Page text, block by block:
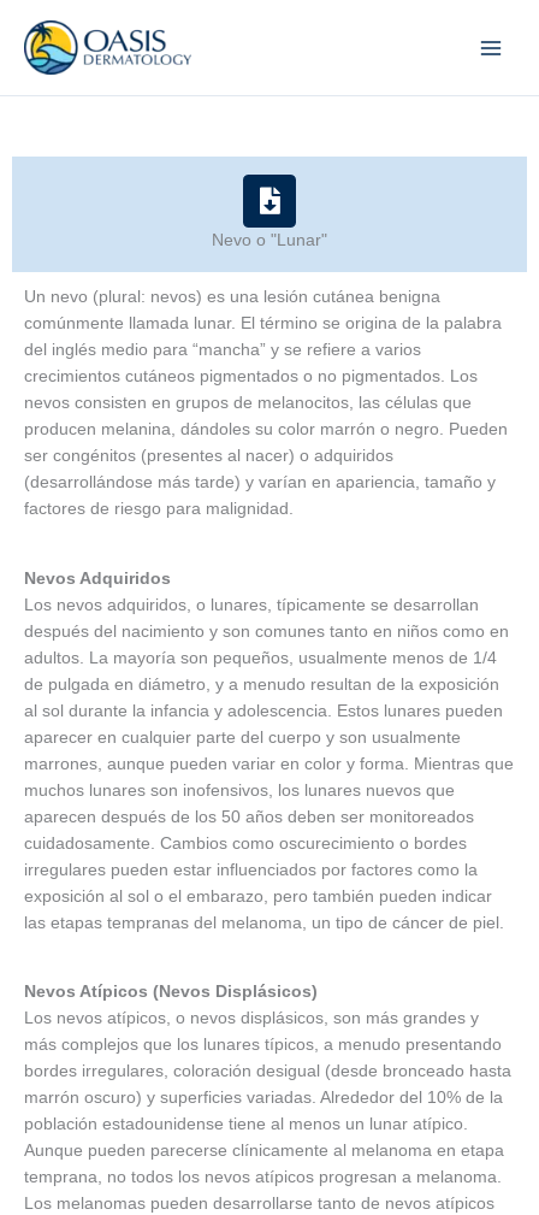
content
Nevo o "Lunar"
Un nevo (plural: nevos) es una lesión cutánea benigna
comúnmente llamada lunar. El término se origina de la palabra
del inglés medio para “mancha” y se refiere a varios
crecimientos cutáneos pigmentados o no pigmentados. Los
nevos consisten en grupos de melanocitos, las células que
producen melanina, dándoles su color marrón o negro. Pueden
ser congénitos (presentes al nacer) o adquiridos
(desarrollándose más tarde) y varían en apariencia, tamaño y
factores de riesgo para malignidad.
Nevos Adquiridos
Los nevos adquiridos, o lunares, típicamente se desarrollan
después del nacimiento y son comunes tanto en niños como en
adultos. La mayoría son pequeños, usualmente menos de 1/4
de pulgada en diámetro, y a menudo resultan de la exposición
al sol durante la infancia y adolescencia. Estos lunares pueden
aparecer en cualquier parte del cuerpo y son usualmente
marrones, aunque pueden variar en color y forma. Mientras que
muchos lunares son inofensivos, los lunares nuevos que
aparecen después de los 50 años deben ser monitoreados
cuidadosamente. Cambios como oscurecimiento o bordes
irregulares pueden estar influenciados por factores como la
exposición al sol o el embarazo, pero también pueden indicar
las etapas tempranas del melanoma, un tipo de cáncer de piel.
Nevos Atípicos (Nevos Displásicos)
Los nevos atípicos, o nevos displásicos, son más grandes y
más complejos que los lunares típicos, a menudo presentando
bordes irregulares, coloración desigual (desde bronceado hasta
marrón oscuro) y superficies variadas. Alrededor del 10% de la
población estadounidense tiene al menos un lunar atípico.
Aunque pueden parecerse clínicamente al melanoma en etapa
temprana, no todos los nevos atípicos progresan a melanoma.
Los melanomas pueden desarrollarse tanto de nevos atípicos